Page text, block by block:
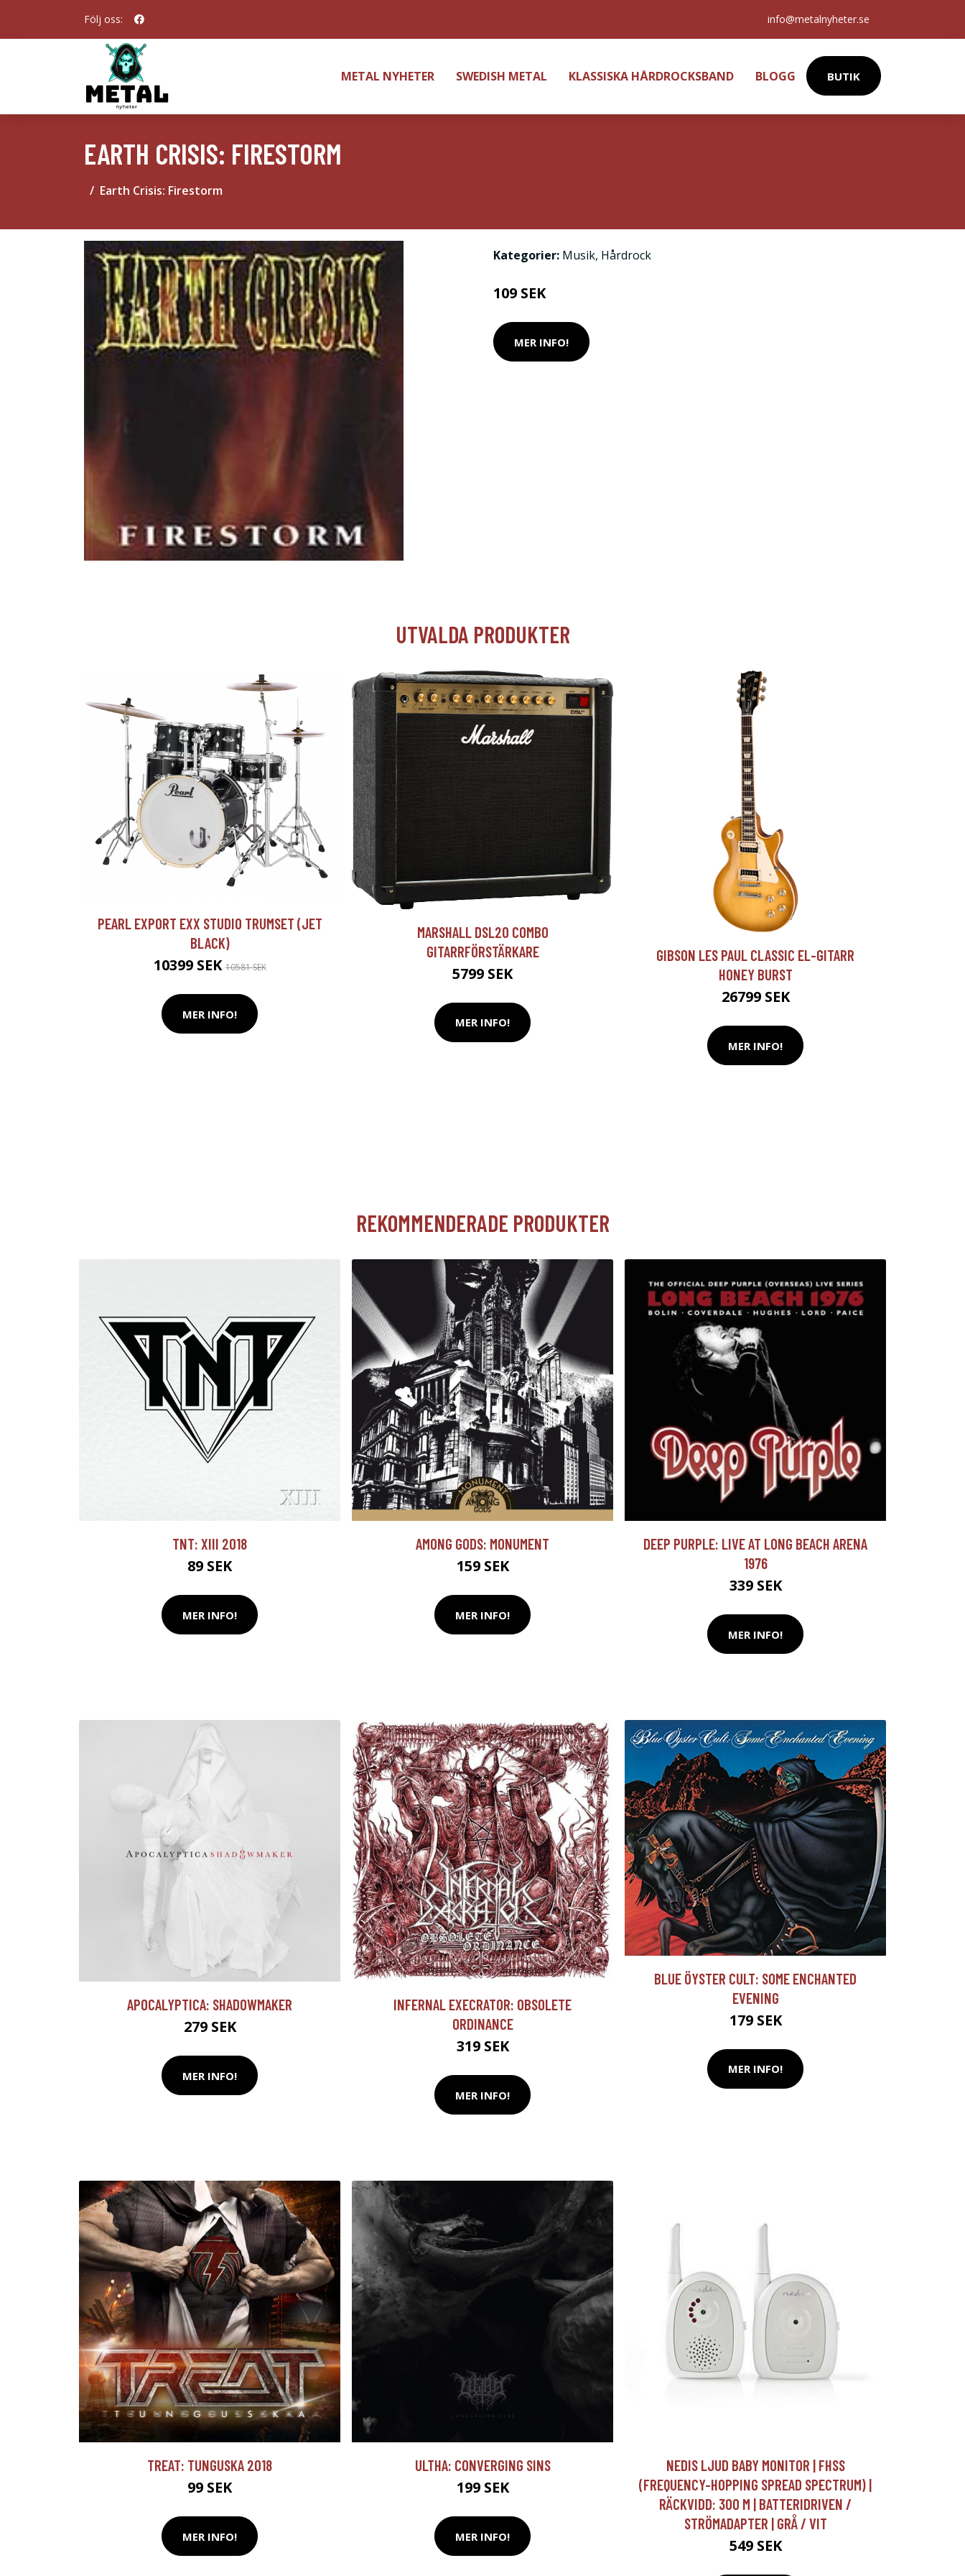
Följ oss: info@metalnyheter.se
METAL NYHETER SWEDISH METAL KLASSISKA HÅRDROCKSBAND BLOGG BUTIK
EARTH CRISIS: FIRESTORM
Earth Crisis: Firestorm
Kategorier: Musik, Hårdrock
109 SEK
MER INFO!
UTVALDA PRODUKTER
PEARL EXPORT EXX STUDIO TRUMSET (JET
BLACK)
10399 SEK10581 SEK
MER INFO!
MARSHALL DSL20 COMBO
GITARRFÖRSTÄRKARE
5799 SEK
MER INFO!
GIBSON LES PAUL CLASSIC EL-GITARR
HONEY BURST
26799 SEK
MER INFO!
REKOMMENDERADE PRODUKTER
TNT: XIII 2018
89 SEK
MER INFO!
AMONG GODS: MONUMENT
159 SEK
MER INFO!
DEEP PURPLE: LIVE AT LONG BEACH ARENA
1976
339 SEK
MER INFO!
APOCALYPTICA: SHADOWMAKER
279 SEK
MER INFO!
INFERNAL EXECRATOR: OBSOLETE
ORDINANCE
319 SEK
MER INFO!
BLUE ÖYSTER CULT: SOME ENCHANTED
EVENING
179 SEK
MER INFO!
TREAT: TUNGUSKA 2018
99 SEK
MER INFO!
ULTHA: CONVERGING SINS
199 SEK
MER INFO!
NEDIS LJUD BABY MONITOR | FHSS
(FREQUENCY-HOPPING SPREAD SPECTRUM) |
RÄCKVIDD: 300 M | BATTERIDRIVEN /
STRÖMADAPTER | GRÅ / VIT
549 SEK